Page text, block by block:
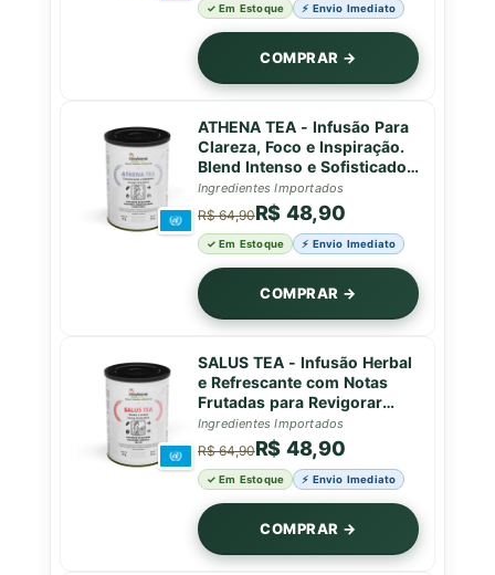
✓ Em Estoque ⚡ Envio Imediato
COMPRAR →
ATHENA TEA - Infusão Para
Clareza, Foco e Inspiração.
Blend Intenso e Sofisticado
Para Decisões Sábias e
Mentes Brilhantes - 50g
Ingredientes Importados
R$ 64,90R$ 48,90
✓ Em Estoque ⚡ Envio Imediato
COMPRAR →
SALUS TEA - Infusão Herbal
e Refrescante com Notas
Frutadas para Revigorar
com Vitalidade Natural -
Lata - 50g
Ingredientes Importados
R$ 64,90R$ 48,90
✓ Em Estoque ⚡ Envio Imediato
COMPRAR →